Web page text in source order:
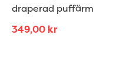
draperad puffärm
349,00 kr